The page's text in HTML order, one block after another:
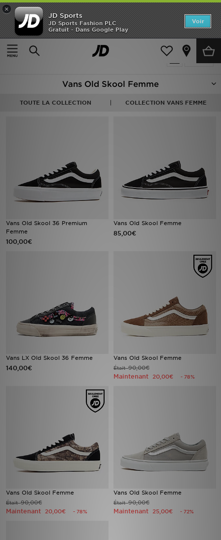
×
JD Sports
JD Sports Fashion PLC
Gratuit - Dans Google Play
Voir
Accueil
Femme
Produits 7
Vans Old Skool Femme
TOUTE LA COLLECTION COLLECTION VANS FEMME
Vans Old Skool 36 Premium
Femme
100,00€
Vans Old Skool Femme
85,00€
Vans LX Old Skool 36 Femme
140,00€
Vans Old Skool Femme
Était90,00€
Maintenant 20,00€ - 78%
Vans Old Skool Femme
Était90,00€
Maintenant 20,00€ - 78%
Vans Old Skool Femme
Était90,00€
Maintenant 25,00€ - 72%
Accueil
Nouveautés
Enfant
Sports
PROMOS
Mon JD
Nos Magasins
Télécharge l'Appli